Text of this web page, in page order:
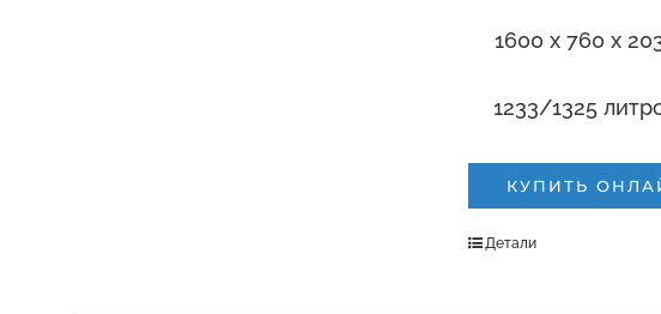
1600 x 760 x
1233/1325
КУПИТЬ
Детали